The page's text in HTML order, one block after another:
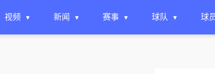
视频 新闻 赛事 球队 球